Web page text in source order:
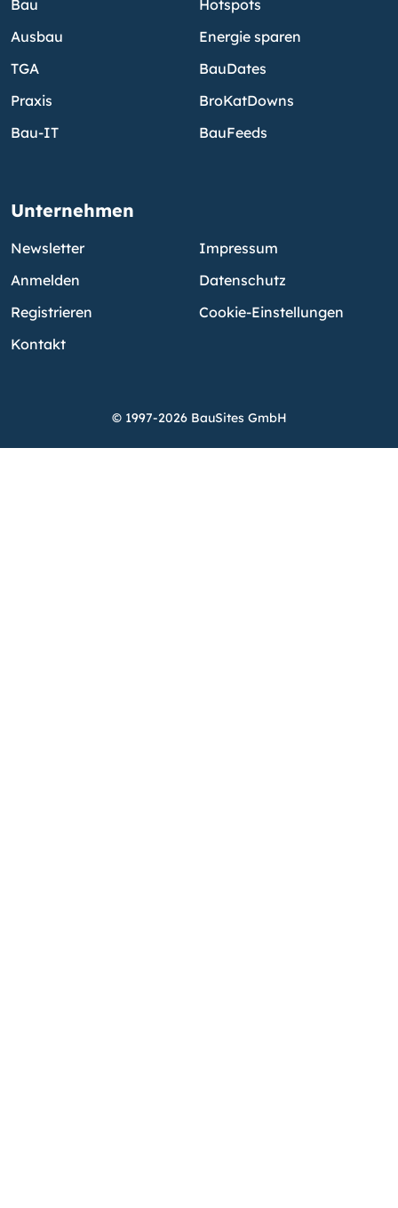
Bau
Ausbau
TGA
Praxis
Bau-IT
Hotspots
Energie sparen
BauDates
BroKatDowns
BauFeeds
Unternehmen
Newsletter
Anmelden
Registrieren
Kontakt
Impressum
Datenschutz
Cookie-Einstellungen
© 1997-2026 BauSites GmbH